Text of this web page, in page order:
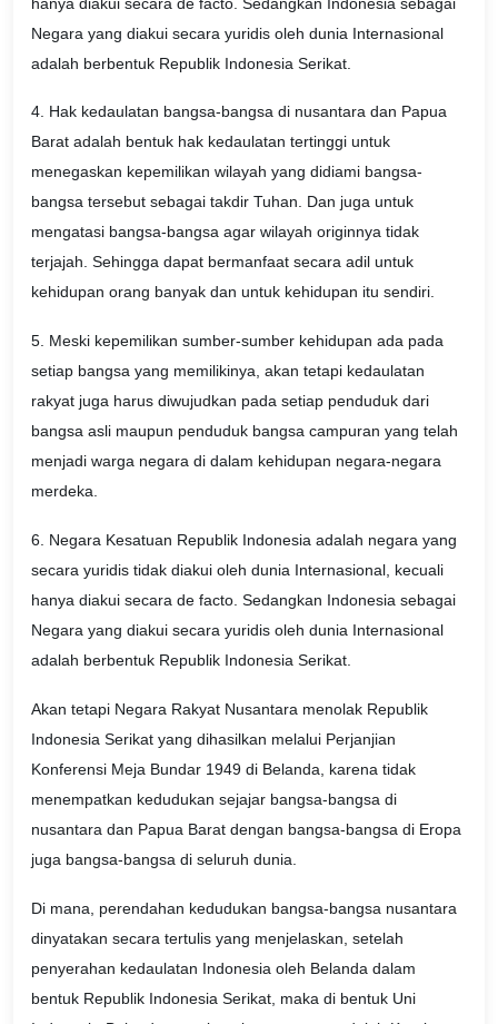
Negara yang diakui secara yuridis oleh dunia Internasional
adalah berbentuk Republik Indonesia Serikat.
4. Hak kedaulatan bangsa-bangsa di nusantara dan Papua
Barat adalah bentuk hak kedaulatan tertinggi untuk
menegaskan kepemilikan wilayah yang didiami bangsa-
bangsa tersebut sebagai takdir Tuhan. Dan juga untuk
mengatasi bangsa-bangsa agar wilayah originnya tidak
terjajah. Sehingga dapat bermanfaat secara adil untuk
kehidupan orang banyak dan untuk kehidupan itu sendiri.
5. Meski kepemilikan sumber-sumber kehidupan ada pada
setiap bangsa yang memilikinya, akan tetapi kedaulatan
rakyat juga harus diwujudkan pada setiap penduduk dari
bangsa asli maupun penduduk bangsa campuran yang telah
menjadi warga negara di dalam kehidupan negara-negara
merdeka.
6. Negara Kesatuan Republik Indonesia adalah negara yang
secara yuridis tidak diakui oleh dunia Internasional, kecuali
hanya diakui secara de facto. Sedangkan Indonesia sebagai
Negara yang diakui secara yuridis oleh dunia Internasional
adalah berbentuk Republik Indonesia Serikat.
Akan tetapi Negara Rakyat Nusantara menolak Republik
Indonesia Serikat yang dihasilkan melalui Perjanjian
Konferensi Meja Bundar 1949 di Belanda, karena tidak
menempatkan kedudukan sejajar bangsa-bangsa di
nusantara dan Papua Barat dengan bangsa-bangsa di Eropa
juga bangsa-bangsa di seluruh dunia.
Di mana, perendahan kedudukan bangsa-bangsa nusantara
dinyatakan secara tertulis yang menjelaskan, setelah
penyerahan kedaulatan Indonesia oleh Belanda dalam
bentuk Republik Indonesia Serikat, maka di bentuk Uni